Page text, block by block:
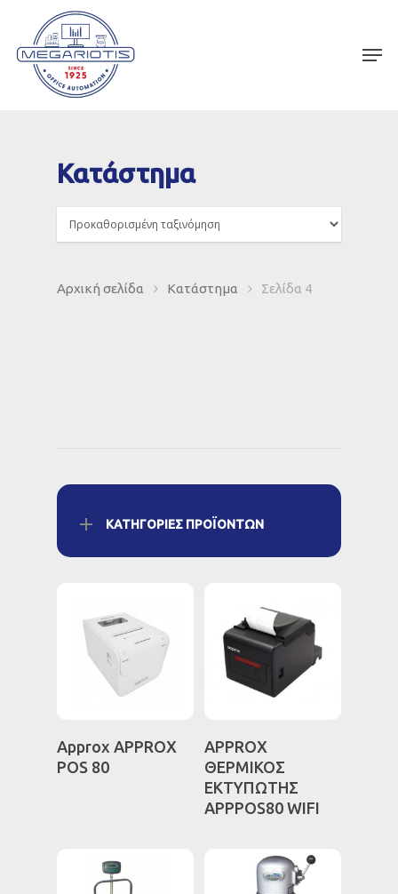
Κατάστημα
Αρχική σελίδα Κατάστημα Σελίδα 4
ΚΑΤΗΓΟΡΊΕΣ ΠΡΟΪΌΝΤΩΝ
Διαβάστε
Περισσότερα
Approx APPROX
POS 80
Διαβάστε
Περισσότερα
APPROX
ΘΕΡΜΙΚΟΣ
ΕΚΤΥΠΩΤΗΣ
APPPOS80 WIFI